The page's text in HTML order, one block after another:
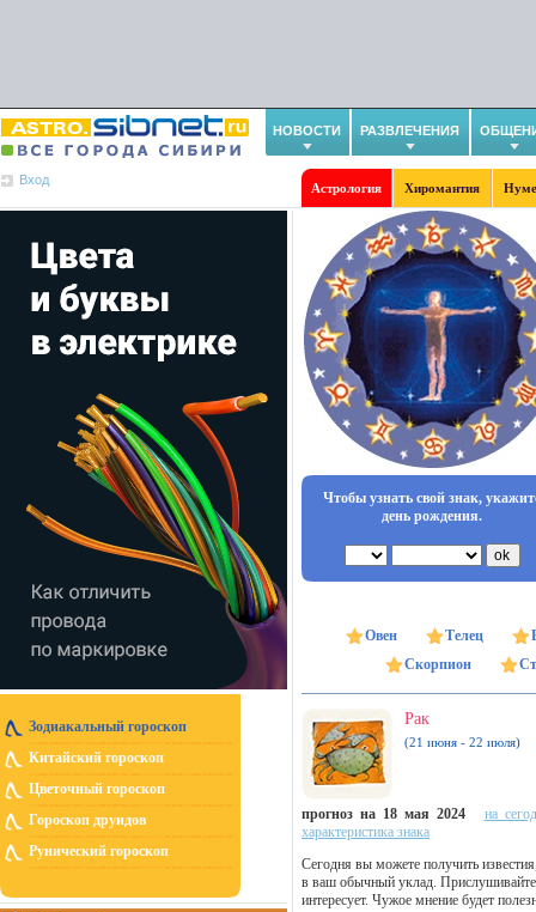
НОВОСТИ РАЗВЛЕЧЕНИЯ
Вход
Астрология Хиромантия
Зодиакальный гороскоп
Китайский гороскоп
Цветочный гороскоп
Гороскоп друидов
Рунический гороскоп
Чтобы узнать свой знак,
день рождения.
Овен Телец
Скорпион
Рак
(21 июня - 22 июля)
прогноз на 18 мая 2024
на
характеристика знака
Сегодня вы можете получить
в ваш обычный уклад.
интересует. Чужое мнение будет